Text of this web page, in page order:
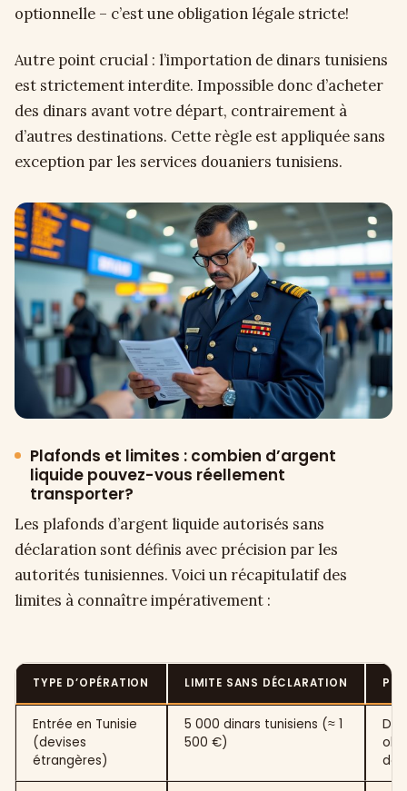
optionnelle – c’est une obligation légale stricte!
Autre point crucial : l’importation de dinars tunisiens
est strictement interdite. Impossible donc d’acheter
des dinars avant votre départ, contrairement à
d’autres destinations. Cette règle est appliquée sans
exception par les services douaniers tunisiens.
Plafonds et limites : combien d’argent
liquide pouvez-vous réellement
transporter?
Les plafonds d’argent liquide autorisés sans
déclaration sont définis avec précision par les
autorités tunisiennes. Voici un récapitulatif des
limites à connaître impérativement :
TYPE D’OPÉRATION LIMITE SANS DÉCLARATION
Entrée en Tunisie
(devises
étrangères)
5 000 dinars tunisiens (≈ 1
500 €)